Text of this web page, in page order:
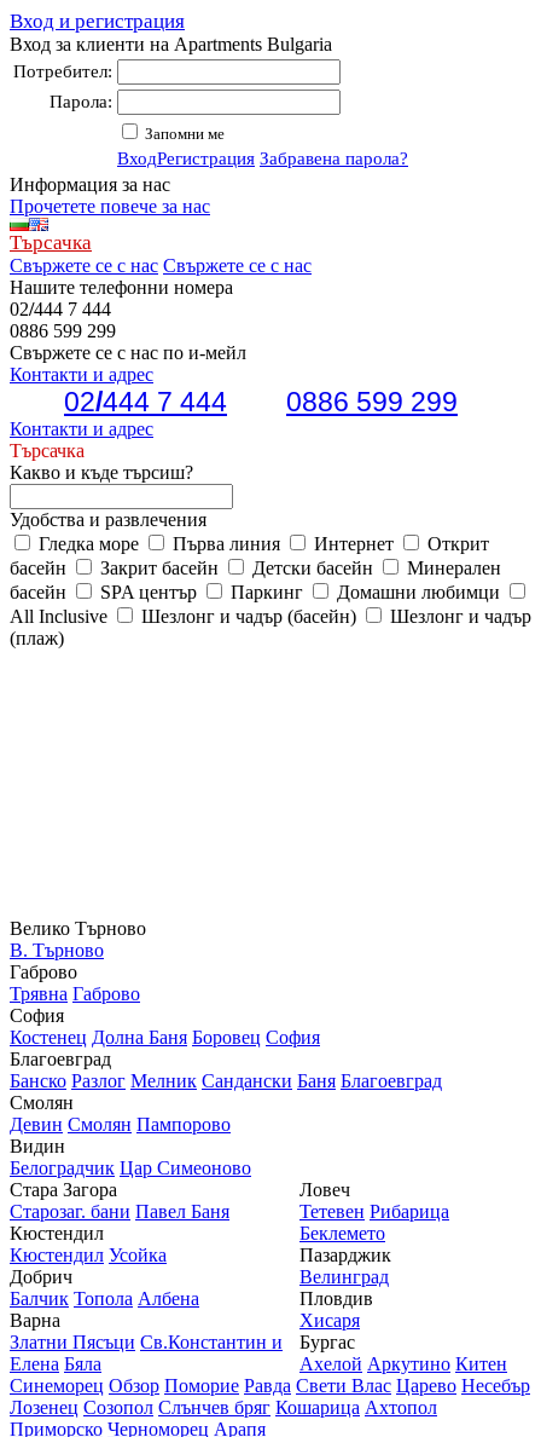
Вход и регистрация
Вход за клиенти на Apartments Bulgaria
Потребител:
Парола:
Запомни ме
ВходРегистрация Забравена парола?
Информация за нас
Прочетете повече за нас
Търсачка
Свържете се с нас Свържете се с нас
Нашите телефонни номера
02/444 7 444
0886 599 299
Свържете се с нас по и-мейл
Контакти и адрес
02/444 7 444 0886 599 299
Контакти и адрес
Търсачка
Какво и къде търсиш?
Удобства и развлечения
Гледка море
Първа линия Интернет
Открит
басейн
Закрит басейн Детски басейн
Минерален
басейн
SPA център Паркинг
Домашни любимци
All Inclusive
Шезлонг и чадър (басейн)
Шезлонг и чадър
(плаж)
Велико Търново
В. Търново
Габрово
Трявна Габрово
София
Костенец Долна Баня Боровец София
Благоевград
Банско Разлог Мелник Сандански Баня Благоевград
Смолян
Девин Смолян Пампорово
Видин
Белоградчик Цар Симеоново
Стара Загора
Старозаг. бани Павел Баня
Кюстендил
Кюстендил Усойка
Добрич
Балчик Топола Албена
Варна
Златни Пясъци Св.Константин и
Елена Бяла
Ловеч
Тетевен Рибарица
Беклемето
Пазарджик
Велинград
Пловдив
Хисаря
Бургас
Ахелой Аркутино Китен
Синеморец Обзор Поморие Равда Свети Влас Царево Несебър
Лозенец Созопол Слънчев бряг Кошарица Ахтопол
Приморско Черноморец Арапя